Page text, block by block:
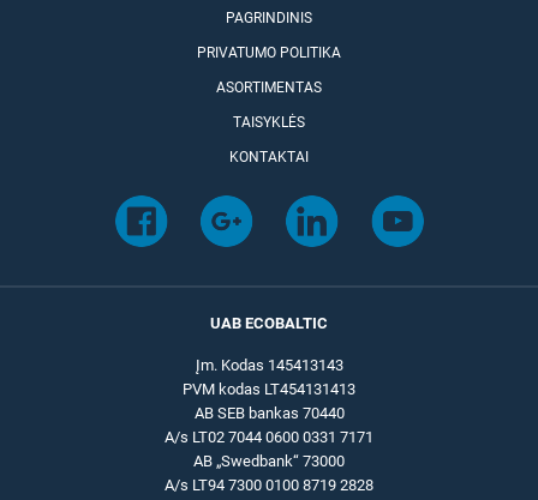
PAGRINDINIS
PRIVATUMO POLITIKA
ASORTIMENTAS
TAISYKLĖS
KONTAKTAI
UAB ECOBALTIC
Įm. Kodas 145413143
PVM kodas LT454131413
AB SEB bankas 70440
A/s LT02 7044 0600 0331 7171
AB „Swedbank“ 73000
A/s LT94 7300 0100 8719 2828